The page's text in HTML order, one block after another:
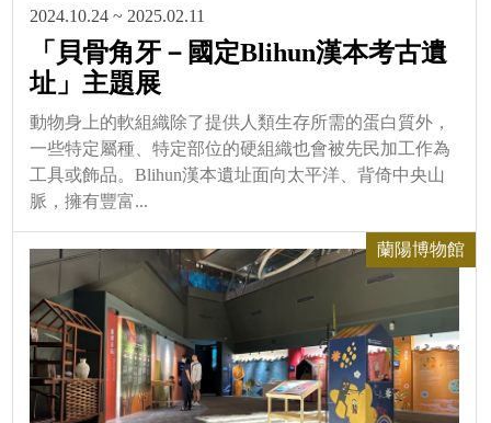
2024.10.24 ~ 2025.02.11
「貝骨角牙－國定Blihun漢本考古遺
址」主題展
動物身上的軟組織除了提供人類生存所需的蛋白質外，
一些特定屬種、特定部位的硬組織也會被先民加工作為
工具或飾品。Blihun漢本遺址面向太平洋、背倚中央山
脈，擁有豐富...
蘭陽博物館